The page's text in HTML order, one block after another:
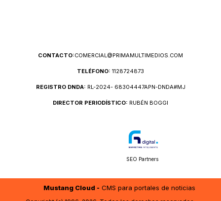
CONTACTO:COMERCIAL@PRIMAMULTIMEDIOS.COM
TELÉFONO: 1128724873
REGISTRO DNDA: RL-2024- 68304447APN-DNDA#MJ
DIRECTOR PERIODÍSTICO: RUBÉN BOGGI
SEO Partners
Mustang Cloud - CMS para portales de noticias